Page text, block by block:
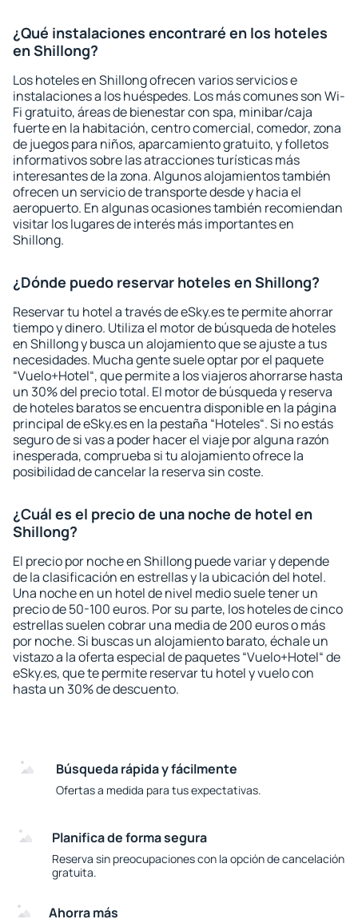
¿Qué instalaciones encontraré en los hoteles
en Shillong?
Los hoteles en Shillong ofrecen varios servicios e
instalaciones a los huéspedes. Los más comunes son Wi-
Fi gratuito, áreas de bienestar con spa, minibar/caja
fuerte en la habitación, centro comercial, comedor, zona
de juegos para niños, aparcamiento gratuito, y folletos
informativos sobre las atracciones turísticas más
interesantes de la zona. Algunos alojamientos también
ofrecen un servicio de transporte desde y hacia el
aeropuerto. En algunas ocasiones también recomiendan
visitar los lugares de interés más importantes en
Shillong.
¿Dónde puedo reservar hoteles en Shillong?
Reservar tu hotel a través de eSky.es te permite ahorrar
tiempo y dinero. Utiliza el motor de búsqueda de hoteles
en Shillong y busca un alojamiento que se ajuste a tus
necesidades. Mucha gente suele optar por el paquete
“Vuelo+Hotel“, que permite a los viajeros ahorrarse hasta
un 30% del precio total. El motor de búsqueda y reserva
de hoteles baratos se encuentra disponible en la página
principal de eSky.es en la pestaña “Hoteles“. Si no estás
seguro de si vas a poder hacer el viaje por alguna razón
inesperada, comprueba si tu alojamiento ofrece la
posibilidad de cancelar la reserva sin coste.
¿Cuál es el precio de una noche de hotel en
Shillong?
El precio por noche en Shillong puede variar y depende
de la clasificación en estrellas y la ubicación del hotel.
Una noche en un hotel de nivel medio suele tener un
precio de 50-100 euros. Por su parte, los hoteles de cinco
estrellas suelen cobrar una media de 200 euros o más
por noche. Si buscas un alojamiento barato, échale un
vistazo a la oferta especial de paquetes “Vuelo+Hotel“ de
eSky.es, que te permite reservar tu hotel y vuelo con
hasta un 30% de descuento.
Búsqueda rápida y fácilmente
Ofertas a medida para tus expectativas.
Planifica de forma segura
Reserva sin preocupaciones con la opción de cancelación
gratuita.
Ahorra más